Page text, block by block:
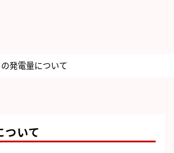
発電量について
ついて